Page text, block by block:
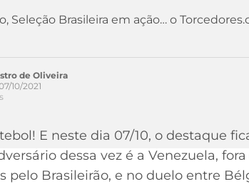
Seleção Brasileira em ação… o
de Oliveira
10/2021
E neste dia 07/10, o destaque
dessa vez é a Venezuela,
pelo Brasileirão, e no duelo entre